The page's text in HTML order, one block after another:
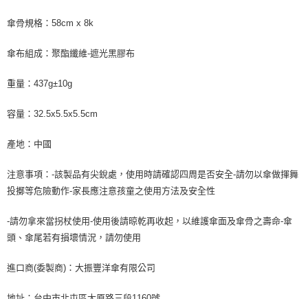
傘骨規格：58cm x 8k
傘布組成：聚酯纖維-遮光黑膠布
重量：437g±10g
容量：32.5x5.5x5.5cm
產地：中國
注意事項：-該製品有尖銳處，使用時請確認四周是否安全-請勿以傘做揮舞
投擲等危險動作-家長應注意孩童之使用方法及安全性
-請勿拿來當拐杖使用-使用後請晾乾再收起，以維護傘面及傘骨之壽命-傘
頭、傘尾若有損壞情況，請勿使用
進口商(委製商)：大振豐洋傘有限公司